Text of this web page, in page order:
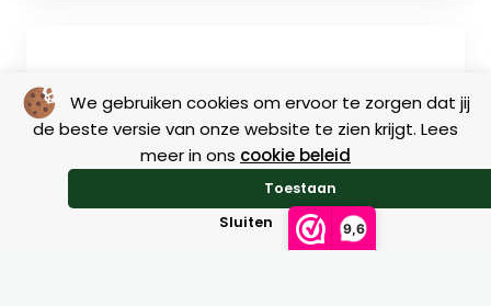
9,6
We gebruiken cookies om ervoor te zorgen dat jij
de beste versie van onze website te zien krijgt. Lees
meer in ons cookie beleid
Toestaan
Sluiten
Retourneren